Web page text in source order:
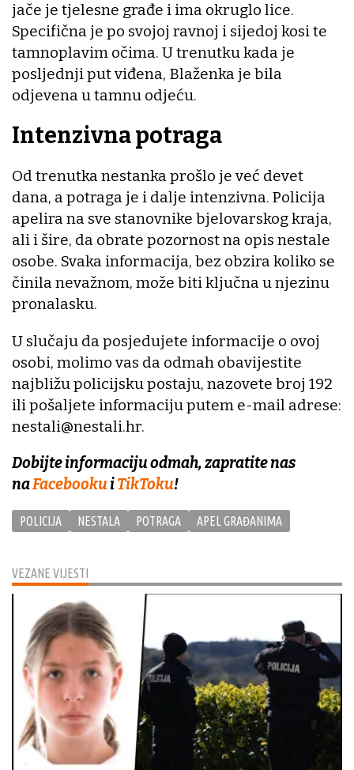
VEZANE VIJESTI
jače je tjelesne građe i ima okruglo lice.
Specifična je po svojoj ravnoj i sijedoj kosi te
tamnoplavim očima. U trenutku kada je
posljednji put viđena, Blaženka je bila
odjevena u tamnu odjeću.
Intenzivna potraga
Od trenutka nestanka prošlo je već devet
dana, a potraga je i dalje intenzivna. Policija
apelira na sve stanovnike bjelovarskog kraja,
ali i šire, da obrate pozornost na opis nestale
osobe. Svaka informacija, bez obzira koliko se
činila nevažnom, može biti ključna u njezinu
pronalasku.
U slučaju da posjedujete informacije o ovoj
osobi, molimo vas da odmah obavijestite
najbližu policijsku postaju, nazovete broj 192
ili pošaljete informaciju putem e-mail adrese:
nestali@nestali.hr.
Dobijte informaciju odmah, zapratite nas
naFacebookuiTikToku!
POLICIJA NESTALA POTRAGA APEL GRAĐANIMA